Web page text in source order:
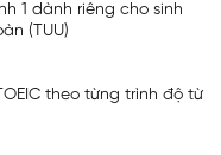
1 dành riêng cho sinh
(TUU)
theo từng trình độ từ